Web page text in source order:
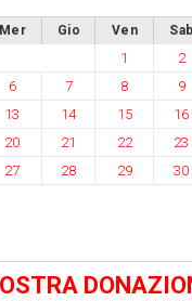
Mer Gio Ven Sab
1 2
6 7 8 9
13 14 15 16
20 21 22 23
27 28 29 30